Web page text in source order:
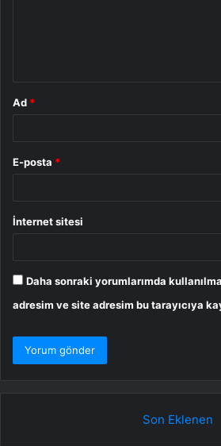
Ad *
E-posta *
İnternet sitesi
Daha sonraki yorumlarımda
adresim ve site adresim bu tarayıcıya
Son Eklenen